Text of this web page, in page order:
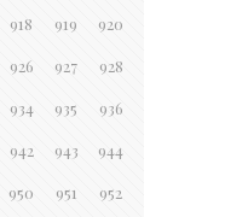
918 919 920
926 927 928
934 935 936
942 943 944
950 951 952